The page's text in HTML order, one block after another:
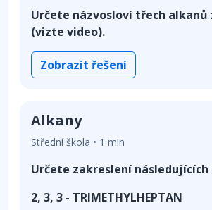
Určete názvosloví třech alkanů
(vizte video).
Zobrazit řešení
Alkany
Střední škola • 1 min
Určete zakreslení následujících
2, 3, 3 - TRIMETHYLHEPTAN